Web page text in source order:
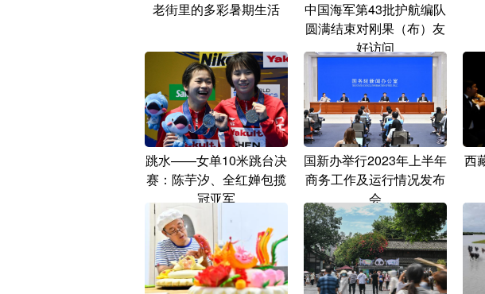
老街里的多彩暑期生活
中国海军第43批护航编队
圆满结束对刚果（布）友
好访问
跳水——女单10米跳台决
赛：陈芋汐、全红婵包揽
冠亚军
国新办举行2023年上半年
商务工作及运行情况发布
会
西